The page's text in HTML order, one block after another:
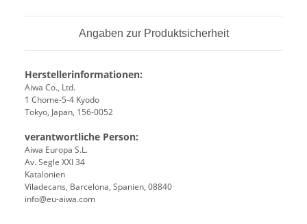
Angaben zur Produktsicherheit
Herstellerinformationen:
Aiwa Co., Ltd.
1 Chome-5-4 Kyodo
Tokyo, Japan, 156-0052
verantwortliche Person:
Aiwa Europa S.L.
Av. Segle XXI 34
Katalonien
Viladecans, Barcelona, Spanien, 08840
info@eu-aiwa.com